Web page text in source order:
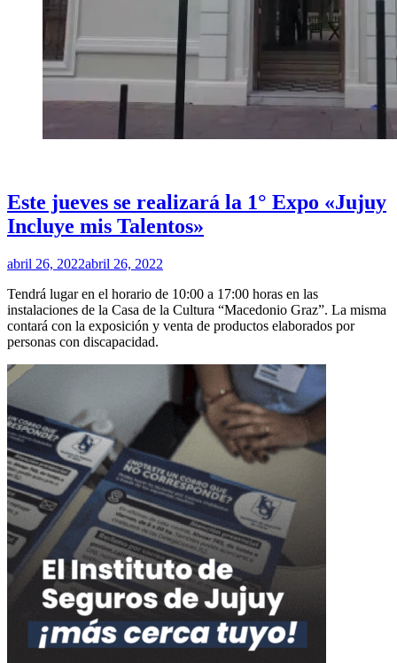
Este jueves se realizará la 1° Expo «Jujuy
Incluye mis Talentos»
por
abril 26, 2022abril 26, 2022
Tendrá lugar en el horario de 10:00 a 17:00 horas en las
instalaciones de la Casa de la Cultura “Macedonio Graz”. La misma
contará con la exposición y venta de productos elaborados por
personas con discapacidad.